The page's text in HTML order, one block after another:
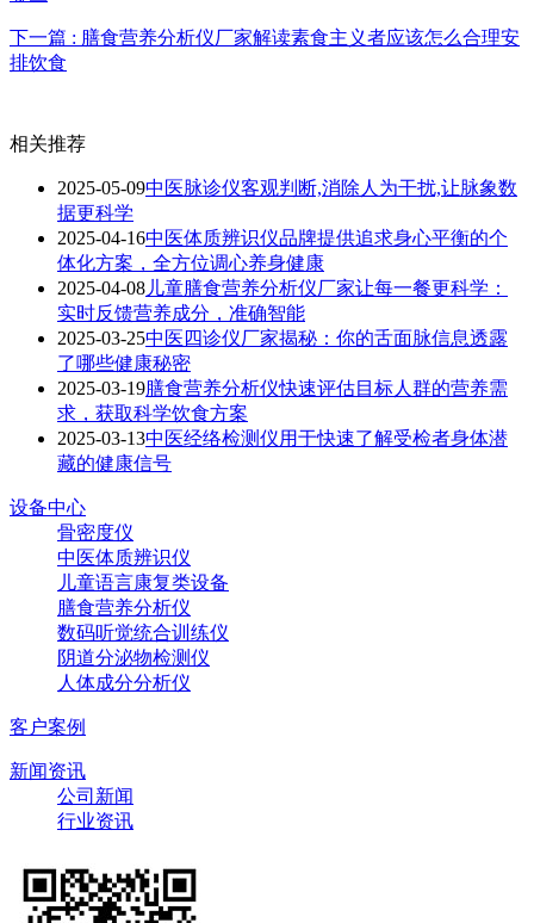
下一篇 : 膳食营养分析仪厂家解读素食主义者应该怎么合理安
排饮食
相关推荐
2025-05-09中医脉诊仪客观判断,消除人为干扰,让脉象数
据更科学
2025-04-16中医体质辨识仪品牌提供追求身心平衡的个
体化方案，全方位调心养身健康
2025-04-08 儿童膳食营养分析仪厂家让每一餐更科学：
实时反馈营养成分，准确智能
2025-03-25中医四诊仪厂家揭秘：你的舌面脉信息透露
了哪些健康秘密
2025-03-19膳食营养分析仪快速评估目标人群的营养需
求，获取科学饮食方案
2025-03-13中医经络检测仪用于快速了解受检者身体潜
藏的健康信号
设备中心
骨密度仪
中医体质辨识仪
儿童语言康复类设备
膳食营养分析仪
数码听觉统合训练仪
阴道分泌物检测仪
人体成分分析仪
客户案例
新闻资讯
公司新闻
行业资讯